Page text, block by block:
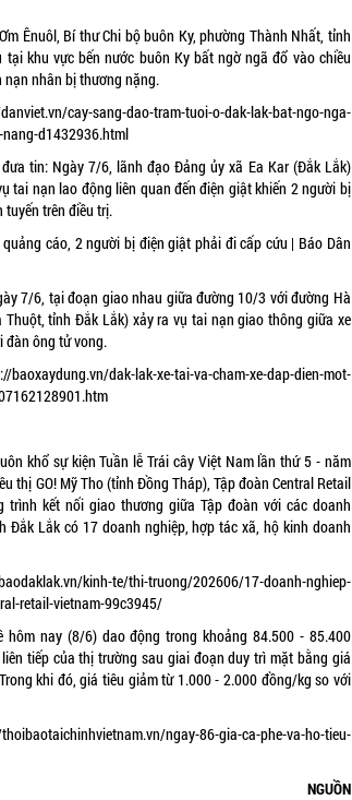
Ênuôl, Bí thư Chi bộbuôn Ky, phường Thành Nhất, tỉnh
khu vực bến nước buôn Ky bất ngờ ngã đổ vào chiều
nhân bị thương nặng.
cay-sang-dao-tram-tuoi-o-dak-lak-bat-ngo-nga-
d1432936.html
tin: Ngày 7/6, lãnh đạo Đảng ủy xã Ea Kar (Đắk Lắk)
tai nạn lao động liên quan đến điện giật khiến 2 người bị
tuyến trên điều trị.
quảng cáo, 2 người bị điện giật phải đi cấp cứu | Báo Dân
7/6, tại đoạn giao nhau giữa đường 10/3 với đường Hà
Thuột, tỉnh Đắk Lắk) xảy ra vụ tai nạn giao thông giữa xe
đàn ông tử vong.
baoxaydung.vn/dak-lak-xe-tai-va-cham-xe-dap-dien-mot-
khổ sự kiện Tuần lễ Trái cây Việt Nam lần thứ 5 - năm
thị GO! Mỹ Tho (tỉnh Đồng Tháp), Tập đoàn Central Retail
trình kết nối giao thương giữa Tập đoàn với các doanh
Đắk Lắk có 17 doanh nghiệp, hợp tác xã, hộ kinh doanh
kinh-te/thi-truong/202606/17-doanh-nghiep-
retail-vietnam-99c3945/
hôm nay (8/6) dao động trong khoảng 84.500 - 85.400
tiếp của thị trường sau giai đoạn duy trì mặt bằng giá
khi đó, giá tiêu giảm từ 1.000 - 2.000 đồng/kg so với
ngay-86-gia-ca-phe-va-ho-tieu-
NGUỒN